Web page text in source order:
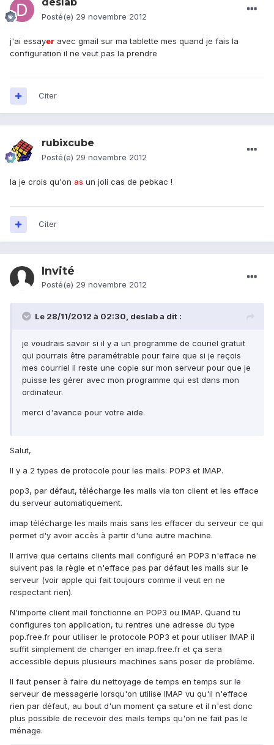
deslab
Posté(e) 29 novembre 2012
j'ai essayer avec gmail sur ma tablette mes quand je fais la
configuration il ne veut pas la prendre
Citer
rubixcube
Posté(e) 29 novembre 2012
la je crois qu'on as un joli cas de pebkac !
Citer
Invité
Posté(e) 29 novembre 2012
Le 28/11/2012 à 02:30, deslab a dit :
je voudrais savoir si il y a un programme de couriel gratuit
qui pourrais être paramétrable pour faire que si je reçois
mes courriel il reste une copie sur mon serveur pour que je
puisse les gérer avec mon programme qui est dans mon
ordinateur.
merci d'avance pour votre aide.
Salut,
Il y a 2 types de protocole pour les mails: POP3 et IMAP.
pop3, par défaut, télécharge les mails via ton client et les efface
du serveur automatiquement.
imap télécharge les mails mais sans les effacer du serveur ce qui
permet d'y avoir accès à partir d'une autre machine.
Il arrive que certains clients mail configuré en POP3 n'efface ne
suivent pas la règle et n'efface pas par défaut les mails sur le
serveur (voir apple qui fait toujours comme il veut en ne
respectant rien).
N'importe client mail fonctionne en POP3 ou IMAP. Quand tu
configures ton application, tu rentres une adresse du type
pop.free.fr pour utiliser le protocole POP3 et pour utiliser IMAP il
suffit simplement de changer en imap.free.fr et ça sera
accessible depuis plusieurs machines sans poser de problème.
Il faut penser à faire du nettoyage de temps en temps sur le
serveur de messagerie lorsqu'on utilise IMAP vu qu'il n'efface
rien par défaut, au bout d'un moment ça sature et il n'est donc
plus possible de recevoir des mails temps qu'on ne fait pas le
ménage.